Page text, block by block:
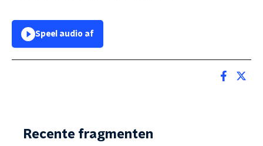
Speel audio af
Recente fragmenten